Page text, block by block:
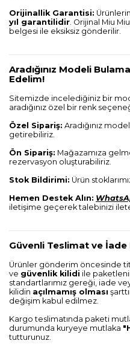
Orijinallik Garantisi:
yıl garantilidir. Orijinal Miu
belgesi ile eksiksiz gönderilir.
Aradığınız Modeli
Edelim!
Sitemizde incelediğiniz bir
aradığınız özel bir renk
Özel Sipariş: Aradığınız
getirebiliriz.
Ön Sipariş: Mağazamıza
rezervasyon oluşturabiliriz.
Stok Bildirimi: Ürün
Hemen Destek Alın:
iletişime geçerek talebinizi
Güvenli Teslimat ve İade
Ürünler gönderim öncesinde
ve güvenlik kilidi ile
standartlarımız gereği, iade
kilidin açılmamış olması
değişim kabul edilmez.
Kargo teslimatında paketi
durumunda kuryeye mutlaka
tutturunuz.